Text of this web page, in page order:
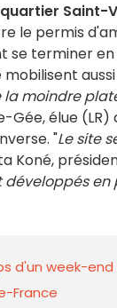
Saint-
le permis
terminer en
mobilisent
la moindre
élue (LR)
"Le site
Koné,
développés en
d'un week-end
France